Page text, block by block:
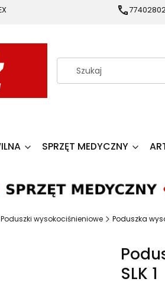
SPRZĘT MEDYCZNY
Poduszki wysokociśnieniowe Poduszka
SLK 1